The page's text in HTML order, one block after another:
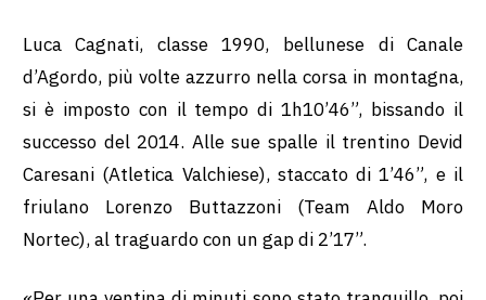
Luca Cagnati, classe 1990, bellunese di Canale
d’Agordo, più volte azzurro nella corsa in montagna,
si è imposto con il tempo di 1h10’46”, bissando il
successo del 2014. Alle sue spalle il trentino Devid
Caresani (Atletica Valchiese), staccato di 1’46”, e il
friulano Lorenzo Buttazzoni (Team Aldo Moro
Nortec), al traguardo con un gap di 2’17”.